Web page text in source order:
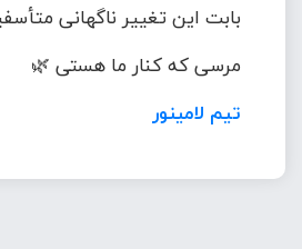
بابت این تغییر ناگهانی
مرسی که کنار ما هستی 🌿
تیم لامینور